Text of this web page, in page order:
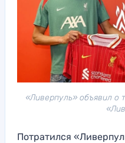
«Ливерпуль» объявил о
Потратился